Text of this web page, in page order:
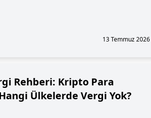
13 Temmuz 2026
Rehberi: Kripto Para
Ülkelerde Vergi Yok?